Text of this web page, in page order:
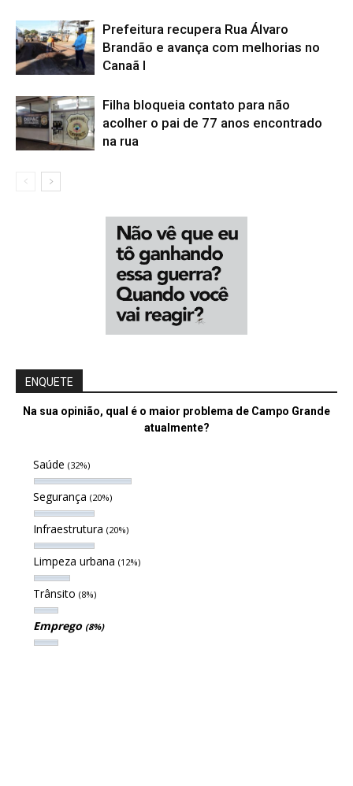
Prefeitura recupera Rua Álvaro
Brandão e avança com melhorias no
Canaã I
Filha bloqueia contato para não
acolher o pai de 77 anos encontrado
na rua
ENQUETE
Na sua opinião, qual é o maior problema de Campo Grande
atualmente?
Saúde (32%)
Segurança (20%)
Infraestrutura (20%)
Limpeza urbana (12%)
Trânsito (8%)
Emprego (8%)